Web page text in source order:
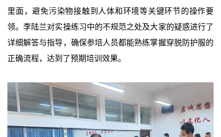
里面，避免污染物接触到人体和环境等关键环节的操作要
领。李陆兰对实操练习中的不规范之处及大家的疑惑进行了
详细解答与指导，确保参培人员都能熟练掌握穿脱防护服的
正确流程，达到了预期培训效果。